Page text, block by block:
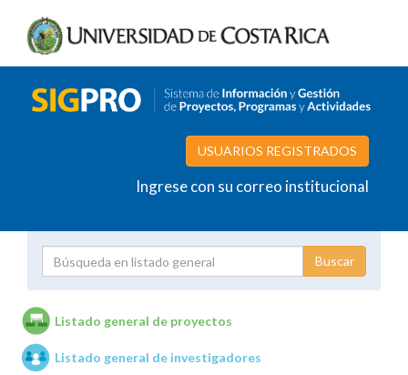
USUARIOS REGISTRADOS
Ingrese con su correo institucional
Unidades de investigación
Listado general de proyectos
Listado general de investigadores